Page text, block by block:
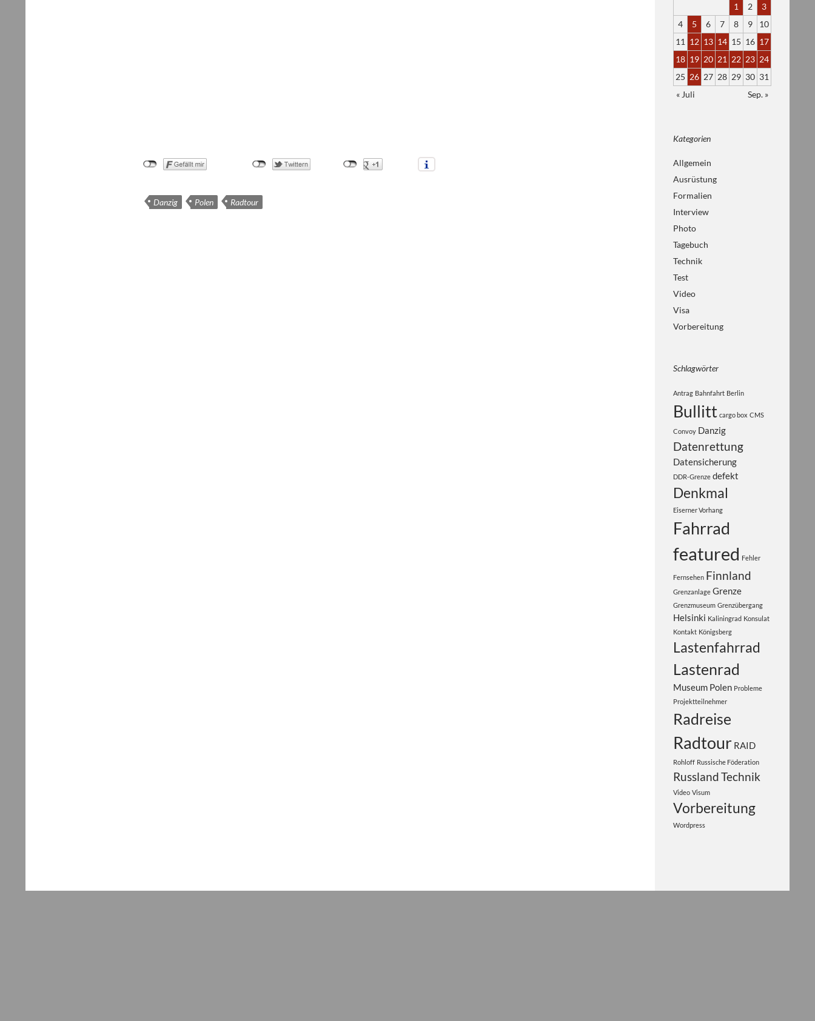
Danzig Polen Radtour
1
2
3
4
5 6 7 8 9
10
11 12 13 14 15 16 17
18 19 20 21 22 23 24
25 26 27 28 29 30 31
« Juli
Sep. »
Kategorien
Allgemein
Ausrüstung
Formalien
Interview
Photo
Tagebuch
Technik
Test
Video
Visa
Vorbereitung
Schlagwörter
Antrag Bahnfahrt Berlin
Bullitt cargo box CMS
Convoy Danzig
Datenrettung
Datensicherung
DDR-Grenze defekt
Denkmal
Eiserner Vorhang
Fahrrad
featured Fehler
Fernsehen Finnland
Grenzanlage Grenze
Grenzmuseum Grenzübergang
Helsinki Kaliningrad Konsulat
Kontakt Königsberg
Lastenfahrrad
Lastenrad
Museum Polen Probleme
Projektteilnehmer
Radreise
Radtour RAID
Rohloff Russische Föderation
RusslandTechnik
Video Visum
Vorbereitung
Wordpress